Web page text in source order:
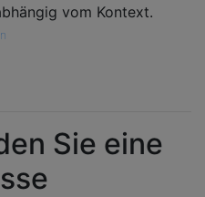
vom Kontext.
Sie eine